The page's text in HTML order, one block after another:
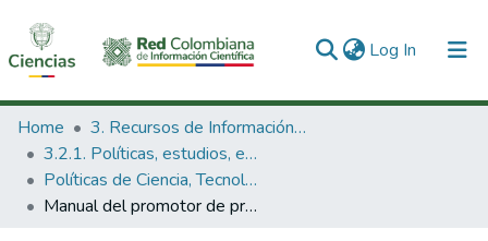
Log In (current)
Communities & Collections
All of DSpace
Statistics
Home
3. Recursos de Información Científica y Tecnológica
3.2.1. Políticas, estudios, evaluaciones e indicadores de CTeI
Políticas de Ciencia, Tecnología e Innovación
Manual del promotor de proyectos de desarrollo tecnológico.